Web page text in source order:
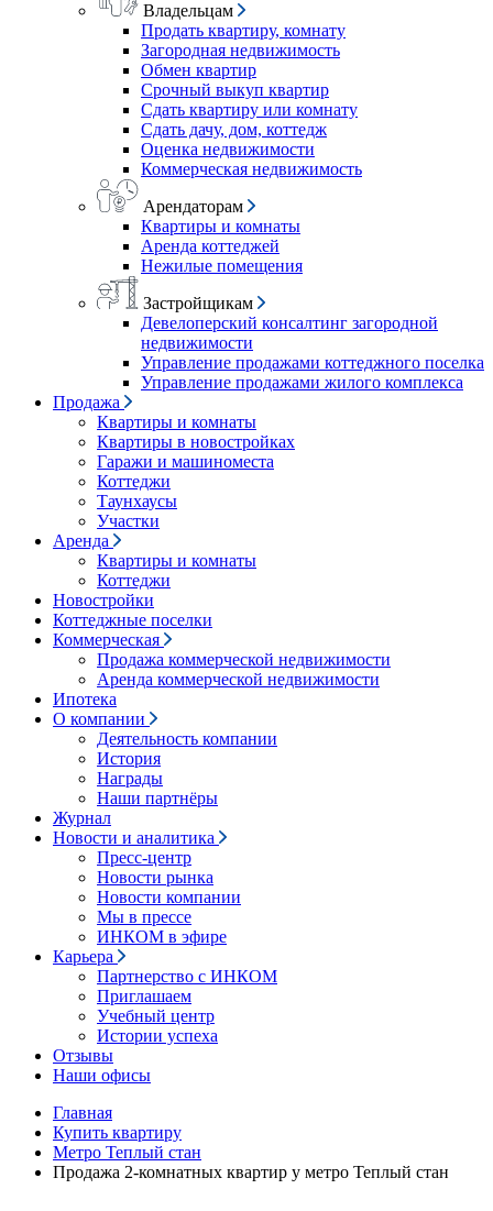
Владельцам
Продать квартиру, комнату
Загородная недвижимость
Обмен квартир
Срочный выкуп квартир
Сдать квартиру или комнату
Сдать дачу, дом, коттедж
Оценка недвижимости
Коммерческая недвижимость
Арендаторам
Квартиры и комнаты
Аренда коттеджей
Нежилые помещения
Застройщикам
Девелоперский консалтинг загородной
недвижимости
Управление продажами коттеджного поселка
Управление продажами жилого комплекса
Продажа
Квартиры и комнаты
Квартиры в новостройках
Гаражи и машиноместа
Коттеджи
Таунхаусы
Участки
Аренда
Квартиры и комнаты
Коттеджи
Новостройки
Коттеджные поселки
Коммерческая
Продажа коммерческой недвижимости
Аренда коммерческой недвижимости
Ипотека
О компании
Деятельность компании
История
Награды
Наши партнёры
Журнал
Новости и аналитика
Пресс-центр
Новости рынка
Новости компании
Мы в прессе
ИНКОМ в эфире
Карьера
Партнерство с ИНКОМ
Приглашаем
Учебный центр
Истории успеха
Отзывы
Наши офисы
Главная
Купить квартиру
Метро Теплый стан
Продажа 2-комнатных квартир у метро Теплый стан